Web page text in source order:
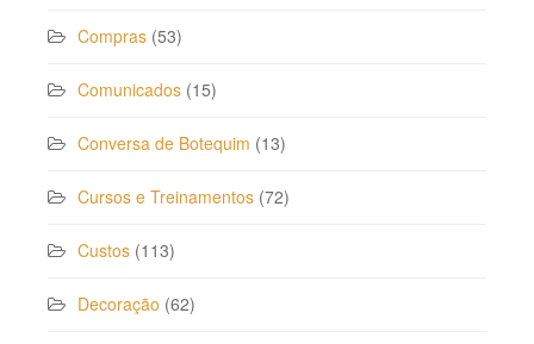
Compras (53)
Comunicados (15)
Conversa de Botequim (13)
Cursos e Treinamentos (72)
Custos (113)
Decoração (62)